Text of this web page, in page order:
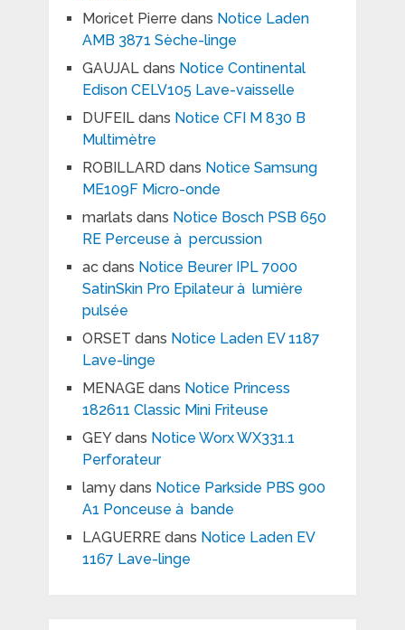
Moricet Pierre dans Notice Laden
AMB 3871 Sèche-linge
GAUJALdans Notice Continental
Edison CELV105 Lave-vaisselle
DUFEILdans Notice CFI M 830 B
Multimètre
ROBILLARD dans Notice Samsung
ME109F Micro-onde
marlats dans Notice Bosch PSB 650
RE Perceuse à percussion
acdans Notice Beurer IPL 7000
SatinSkin Pro Epilateur à lumière
pulsée
ORSET dans Notice Laden EV 1187
Lave-linge
MENAGEdans Notice Princess
182611 Classic Mini Friteuse
GEYdans Notice Worx WX331.1
Perforateur
lamydans Notice Parkside PBS 900
A1 Ponceuse à bande
LAGUERREdans Notice Laden EV
1167 Lave-linge